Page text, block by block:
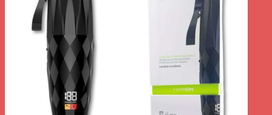
Retour à la boutique